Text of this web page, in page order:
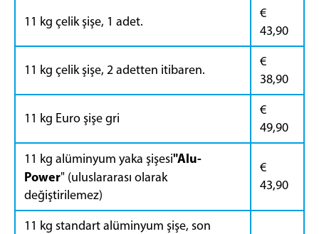
11 kg çelik şişe, 1 adet.
€
43,90
11 kg çelik şişe, 2 adetten itibaren.
€
38,90
11 kg Euro şişe gri
€
49,90
11 kg alüminyum yaka şişesi"Alu-
Power" (uluslararası olarak
değiştirilemez)
€
43,90
11 kg standart alüminyum şişe, son